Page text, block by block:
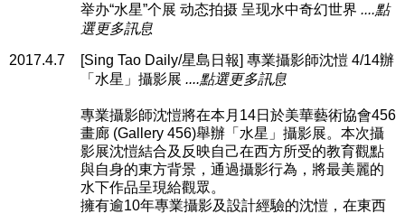
举办“水星”个展 动态拍摄 呈现水中奇幻世界 ....點
選更多訊息
2017.4.7
[Sing Tao Daily/星島日報] 專業攝影師沈愷 4/14辦
「水星」攝影展 ....點選更多訊息
專業攝影師沈愷將在本月14日於美華藝術協會456
畫廊 (Gallery 456)舉辦「水星」攝影展。本次攝
影展沈愷結合及反映自己在西方所受的教育觀點
與自身的東方背景，通過攝影行為，將最美麗的
水下作品呈現給觀眾。
擁有逾10年專業攝影及設計經驗的沈愷，在東西